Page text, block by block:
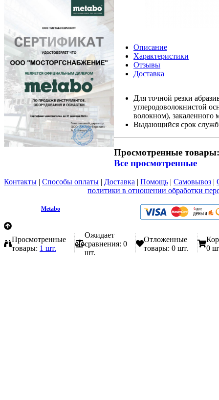
Описание
Характеристики
Отзывы
Доставка
Для точной резки
углеродоволокнистой
волокном), закаленного
Выдающийся срок службы
Просмотренные товары:
Все просмотренные
Контакты | Способы оплаты | Доставка | Помощь | Самовывоз |
политики в отношении обработки
Metabo
Просмотренные
товары: 1 шт.
Ожидает
сравнения: 0
шт.
Отложенные
товары: 0 шт.
0